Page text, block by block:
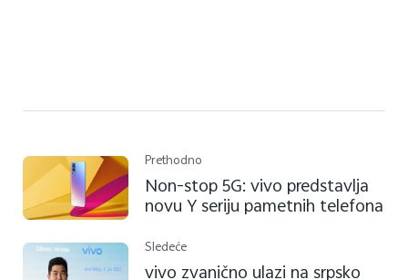
Prethodno
Non-stop 5G: vivo predstavlja
novu Y seriju pametnih telefona
Sledeće